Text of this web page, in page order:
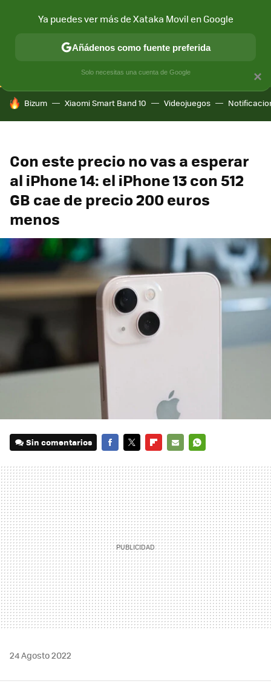
CONECTIVIDAD MÓVIL Y SOCIEDAD APLICACIONES
HOY SE HABLA DE
Bizum Xiaomi Smart Band 10 Videojuegos
Con este precio no vas a esperar
al iPhone 14: el iPhone 13 con 512
GB cae de precio 200 euros
menos
Sin comentarios
MAIL
24 Agosto 2022
×
Ya puedes ver más de Xataka Movil en Google
Añádenos como fuente preferida
Solo necesitas una cuenta de Google